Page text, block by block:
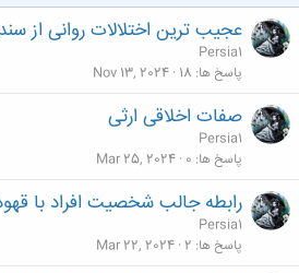
عجیب ترین اختلالات روانی از
Persia1
پاسخ ها 18
Nov 13, 2024
صفات اخلاقی ارثی
Persia1
پاسخ ها 0
Mar 25, 2024
رابطه جالب شخصیت افراد با
Persia1
پاسخ ها 2
Mar 22, 2024